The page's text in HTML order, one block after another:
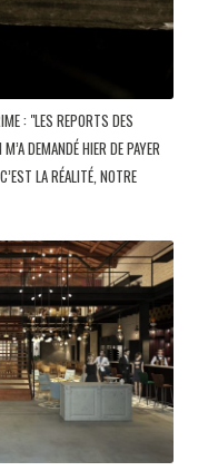
: "LES REPORTS DES
DEMANDÉ HIER DE PAYER
LA RÉALITÉ, NOTRE